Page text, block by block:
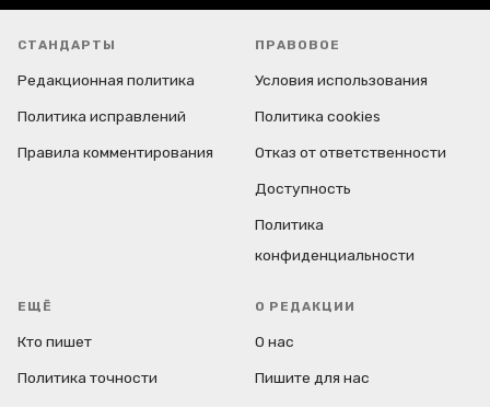
СТАНДАРТЫ
Редакционная политика
Политика исправлений
Правила комментирования
ПРАВОВОЕ
Условия использования
Политика cookies
Отказ от ответственности
Доступность
Политика
конфиденциальности
ЕЩЁ
Кто пишет
Политика точности
О РЕДАКЦИИ
О нас
Пишите для нас